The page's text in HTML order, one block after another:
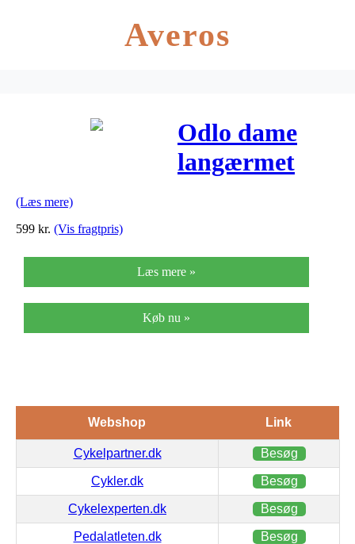
Averos
Odlo dame
langærmet
Evolution
Warm – Sort
(Læs mere)
599 kr. (Vis fragtpris)
Læs mere »
Køb nu »
Webshop Link
Cykelpartner.dk Besøg
Cykler.dk Besøg
Cykelexperten.dk Besøg
Pedalatleten.dk Besøg